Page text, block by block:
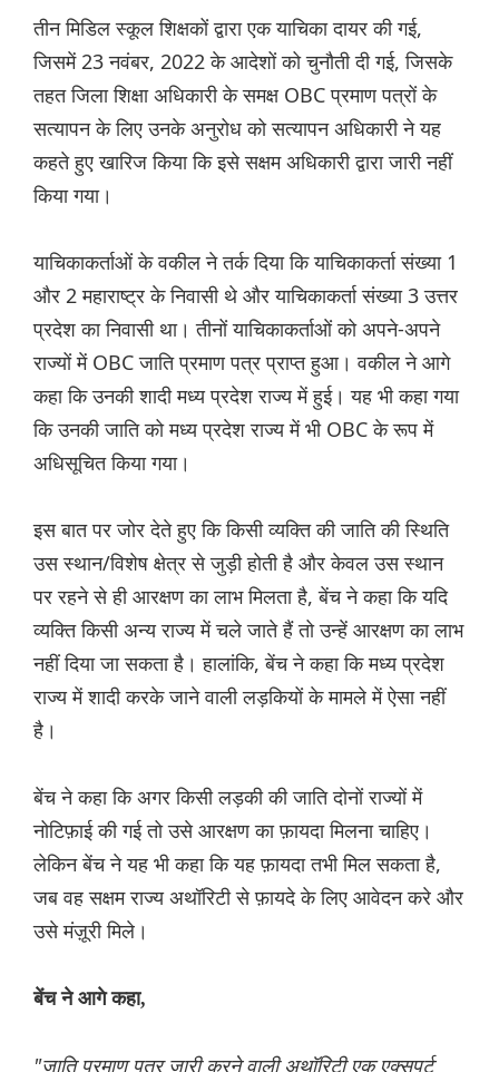
तीन मिडिल स्कूल शिक्षकों द्वारा एक याचिका दायर की गई,
जिसमें 23 नवंबर, 2022 के आदेशों को चुनौती दी गई, जिसके
तहत जिला शिक्षा अधिकारी के समक्ष OBC प्रमाण पत्रों के
सत्यापन के लिए उनके अनुरोध को सत्यापन अधिकारी ने यह
कहते हुए खारिज किया कि इसे सक्षम अधिकारी द्वारा जारी नहीं
किया गया।
याचिकाकर्ताओं के वकील ने तर्क दिया कि याचिकाकर्ता संख्या 1
और 2 महाराष्ट्र के निवासी थे और याचिकाकर्ता संख्या 3 उत्तर
प्रदेश का निवासी था। तीनों याचिकाकर्ताओं को अपने-अपने
राज्यों में OBC जाति प्रमाण पत्र प्राप्त हुआ। वकील ने आगे
कहा कि उनकी शादी मध्य प्रदेश राज्य में हुई। यह भी कहा गया
कि उनकी जाति को मध्य प्रदेश राज्य में भी OBC के रूप में
अधिसूचित किया गया।
इस बात पर जोर देते हुए कि किसी व्यक्ति की जाति की स्थिति
उस स्थान/विशेष क्षेत्र से जुड़ी होती है और केवल उस स्थान
पर रहने से ही आरक्षण का लाभ मिलता है, बेंच ने कहा कि यदि
व्यक्ति किसी अन्य राज्य में चले जाते हैं तो उन्हें आरक्षण का लाभ
नहीं दिया जा सकता है। हालांकि, बेंच ने कहा कि मध्य प्रदेश
राज्य में शादी करके जाने वाली लड़कियों के मामले में ऐसा नहीं
है।
बेंच ने कहा कि अगर किसी लड़की की जाति दोनों राज्यों में
नोटिफ़ाई की गई तो उसे आरक्षण का फ़ायदा मिलना चाहिए।
लेकिन बेंच ने यह भी कहा कि यह फ़ायदा तभी मिल सकता है,
जब वह सक्षम राज्य अथॉरिटी से फ़ायदे के लिए आवेदन करे और
उसे मंज़ूरी मिले।
बेंच ने आगे कहा,
"जाति प्रमाण पत्र जारी करने वाली अथॉरिटी एक एक्सपर्ट